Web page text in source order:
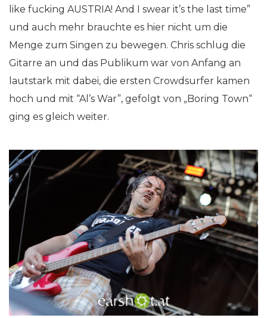
like fucking AUSTRIA! And I swear it’s the last time”
und auch mehr brauchte es hier nicht um die
Menge zum Singen zu bewegen. Chris schlug die
Gitarre an und das Publikum war von Anfang an
lautstark mit dabei, die ersten Crowdsurfer kamen
hoch und mit “Al’s War”, gefolgt von „Boring Town“
ging es gleich weiter.